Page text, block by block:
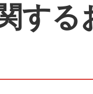
する